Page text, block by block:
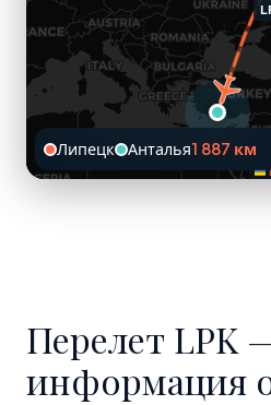
Липецк Анталья1 887 км
Перелет LPK
информация